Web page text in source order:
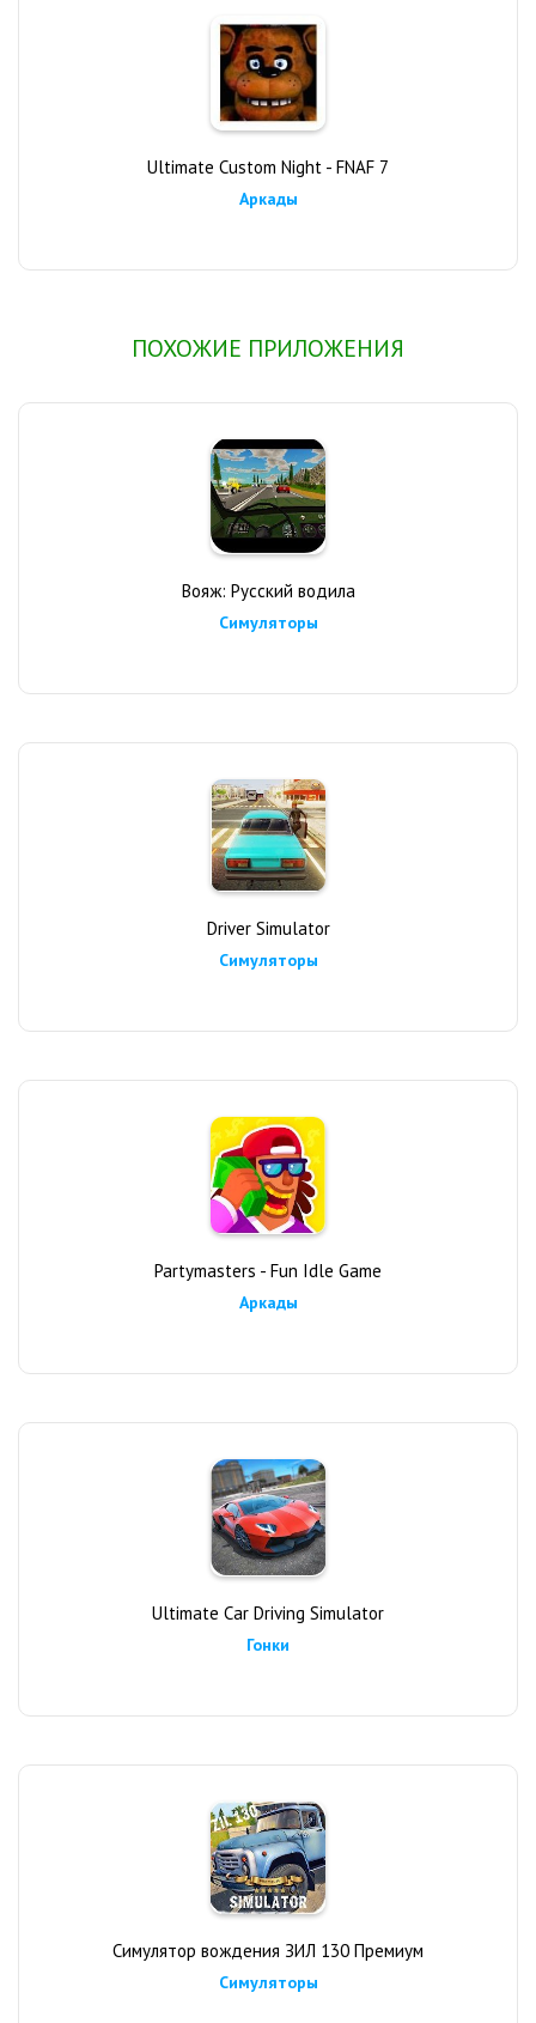
Ultimate Custom Night - FNAF 7
Аркады
ПОХОЖИЕ ПРИЛОЖЕНИЯ
Вояж: Русский водила
Симуляторы
Driver Simulator
Симуляторы
Partymasters - Fun Idle Game
Аркады
Ultimate Car Driving Simulator
Гонки
Симулятор вождения ЗИЛ 130 Премиум
Симуляторы